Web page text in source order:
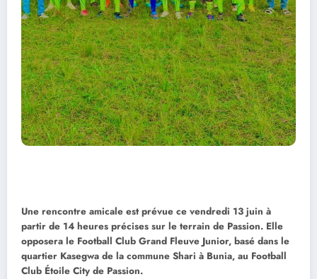
Une rencontre amicale est prévue ce vendredi 13 juin à
partir de 14 heures précises sur le terrain de Passion. Elle
opposera le Football Club Grand Fleuve Junior, basé dans le
quartier Kasegwa de la commune Shari à Bunia, au Football
Club Étoile City de Passion.